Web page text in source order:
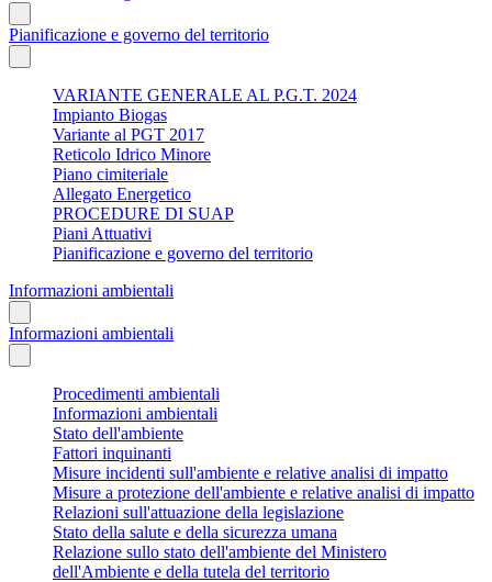
Pianificazione e governo del territorio
VARIANTE GENERALE AL P.G.T. 2024
Impianto Biogas
Variante al PGT 2017
Reticolo Idrico Minore
Piano cimiteriale
Allegato Energetico
PROCEDURE DI SUAP
Piani Attuativi
Pianificazione e governo del territorio
Informazioni ambientali
Informazioni ambientali
Procedimenti ambientali
Informazioni ambientali
Stato dell'ambiente
Fattori inquinanti
Misure incidenti sull'ambiente e relative analisi di impatto
Misure a protezione dell'ambiente e relative analisi di impatto
Relazioni sull'attuazione della legislazione
Stato della salute e della sicurezza umana
Relazione sullo stato dell'ambiente del Ministero
dell'Ambiente e della tutela del territorio